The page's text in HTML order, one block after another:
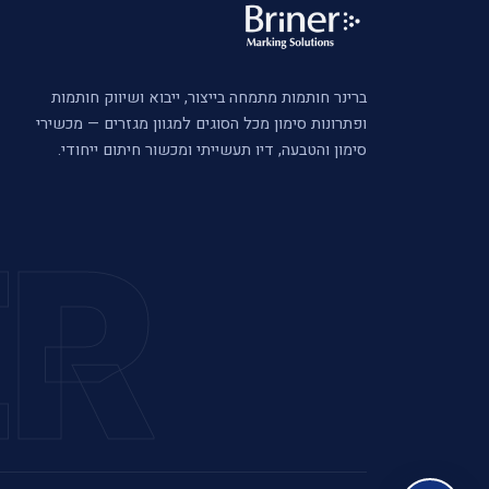
ברינר חותמות מתמחה בייצור, ייבוא ושיווק חותמות
ופתרונות סימון מכל הסוגים למגוון מגזרים — מכשירי
סימון והטבעה, דיו תעשייתי ומכשור חיתום ייחודי.